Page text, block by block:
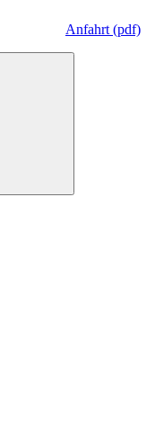
Anfahrt (pdf)